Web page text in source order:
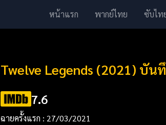
หน้าแรก พากย์ไทย ซับไท
Twelve Legends (2021) บั
7.6
ฉายครั้งแรก : 27/03/2021